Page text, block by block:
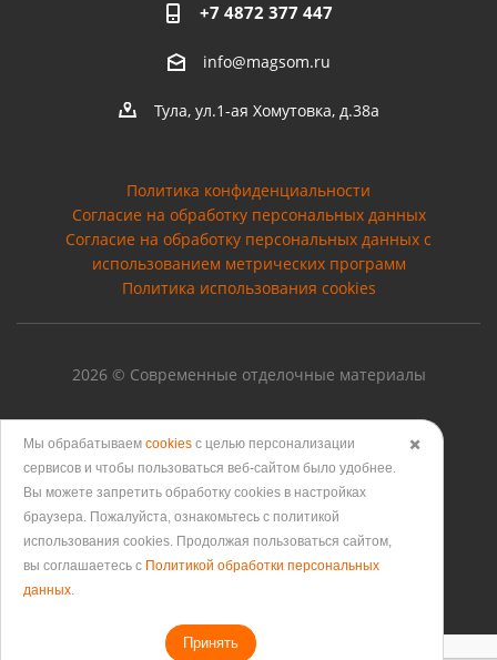
+7 4872 377 447
info@magsom.ru
Тула, ул.1-ая Хомутовка, д.38а
Политика конфиденциальности
Согласие на обработку персональных данных
Cогласие на обработку персональных данных с
использованием метрических программ
Политика использования cookies
2026 © Современные отделочные материалы
Версия для печати
✖️
Мы обрабатываем cookies с целью персонализации
сервисов и чтобы пользоваться веб-сайтом было удобнее.
Вы можете запретить обработку сookies в настройках
браузера. Пожалуйста, ознакомьтесь с политикой
использования cookies. Продолжая пользоваться сайтом,
вы соглашаетесь с Политикой обработки персональных
данных.
Принять